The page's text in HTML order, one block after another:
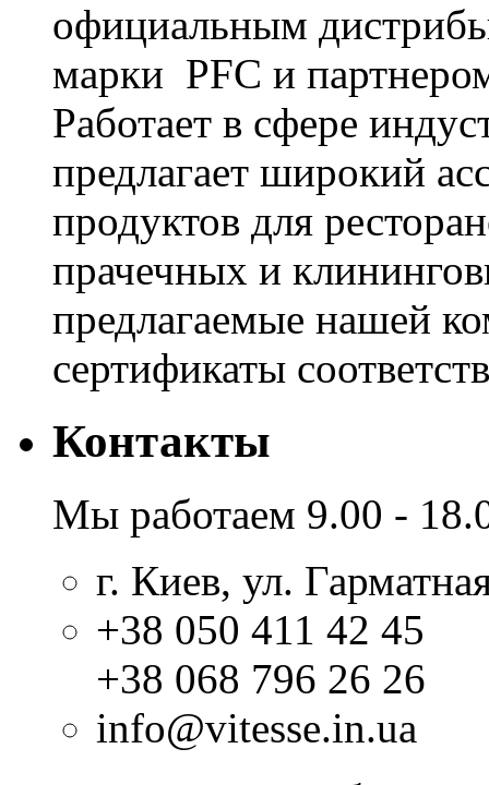
официальным
марки PFC и
Работает в сфере
предлагает широкий
продуктов для
прачечных и
предлагаемые нашей
сертификаты
Контакты
Мы работаем 9.00 -
г. Киев, ул.
+38 050 411 42 45
+38 068 796 26 26
info@vitesse.in.ua